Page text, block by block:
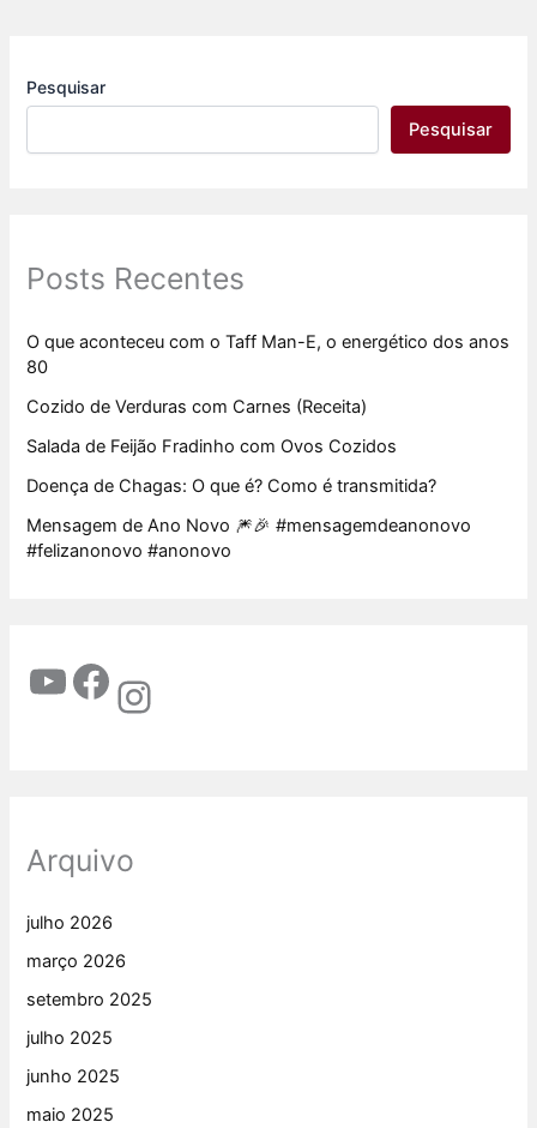
Pesquisar
Pesquisar
Posts Recentes
O que aconteceu com o Taff Man-E, o energético dos anos
80
Cozido de Verduras com Carnes (Receita)
Salada de Feijão Fradinho com Ovos Cozidos
Doença de Chagas: O que é? Como é transmitida?
Mensagem de Ano Novo 🎆🎉 #mensagemdeanonovo
#felizanonovo #anonovo
Arquivo
julho 2026
março 2026
setembro 2025
julho 2025
junho 2025
maio 2025